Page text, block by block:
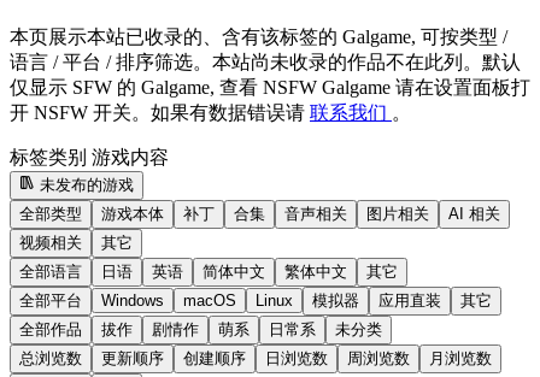
本页展示本站已收录的、含有该标签的 Galgame, 可按类型 /
语言 / 平台 / 排序筛选。本站尚未收录的作品不在此列。默认
仅显示 SFW 的 Galgame, 查看 NSFW Galgame 请在设置面板打
开 NSFW 开关。如果有数据错误请 联系我们 。
标签类别 游戏内容
未发布的游戏
全部类型
游戏本体 补丁 合集 音声相关 图片相关
AI 相关
视频相关
其它
全部语言
日语 英语 简体中文 繁体中文
其它
全部平台
Windows macOS Linux 模拟器 应用直装
其它
全部作品
拔作 剧情作 萌系 日常系
未分类
总浏览数
更新顺序 创建顺序 日浏览数 周浏览数
月浏览数